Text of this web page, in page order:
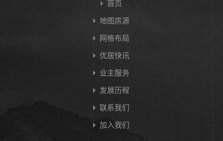
首页
地图房源
网格布局
优居快讯
业主服务
发展历程
联系我们
加入我们